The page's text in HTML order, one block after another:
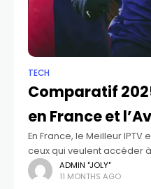
TECH
Comparatif
en France et
En France, le Meilleur
ceux qui veulent accéder
internationales, films,
retransmissions sportives
ADMIN "JOLY"
11 MONTHS AGO